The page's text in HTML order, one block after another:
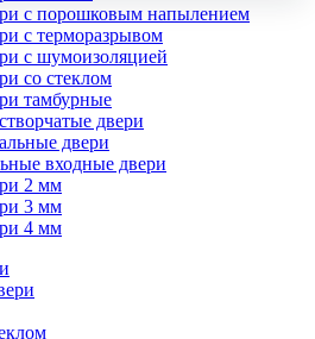
с порошковым напылением
с терморазрывом
с шумоизоляцией
со стеклом
тамбурные
двери
двери
входные двери
2 мм
3 мм
4 мм
аналитики (например,
с нашей
данных.
ваши данные обрабатывались,
в браузере или покиньте сайт.